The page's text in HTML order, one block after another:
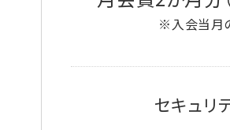
※入会当月
セキュリ